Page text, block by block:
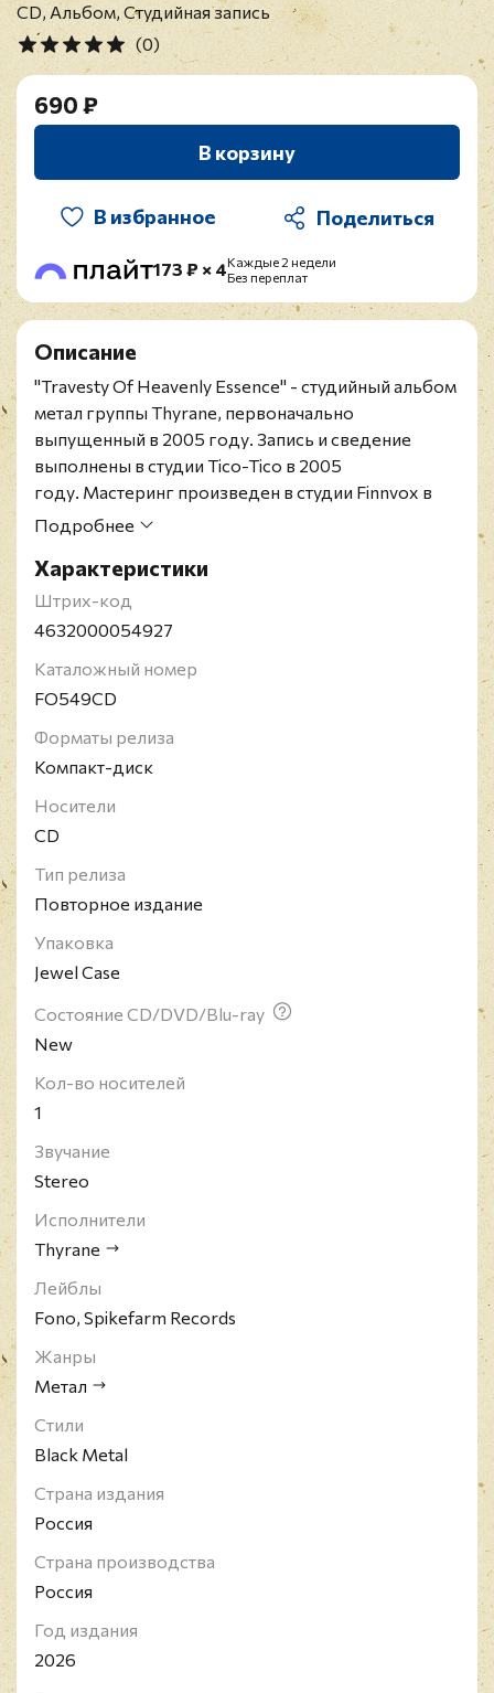
CD, Альбом, Студийная запись
(0)
690 ₽
В корзину
В избранное
173 ₽ × 4Каждые 2 недели
Без переплат
Описание
"Travesty Of Heavenly Essence" - студийный альбом
метал группы Thyrane, первоначально
выпущенный в 2005 году. Запись и сведение
выполнены в студии Tico-Tico в 2005
году. Мастеринг произведен в студии Finnvox в
2005 году.
Содержит 8-страничный буклет.
Thyrane - блэк-метал группа из Кеми, Финляндия.
Большую часть своих релизов они выпускали на
но воссоединились в 2015 году с частично
изменившимся составом. Thyrane была основана
Бластмором в 1994 году, когда он и два других
музыканта начали играть вместе. После
нескольких изменений в составе, в 1996 году
Бластмор нашёл гитариста Дэймона и бас-
гитариста Р. Грёнхольма. В 1997 году к группе
Подробнее
Характеристики
Штрих-код
4632000054927
Каталожный номер
FO549CD
Форматы релиза
Компакт-диск
Носители
CD
Тип релиза
Повторное издание
Упаковка
Jewel Case
Состояние CD/DVD/Blu-ray
New
Кол-во носителей
1
Звучание
Stereo
Исполнители
Thyrane
Лейблы
Fono, Spikefarm Records
Жанры
Метал
Стили
Black Metal
Страна издания
Россия
Страна производства
Россия
Год издания
2026